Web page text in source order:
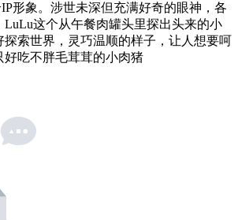
形象。涉世未深但充满好奇的眼神，各
LuLu这个从午餐肉罐头里探出头来的小
探索世界，灵巧温顺的样子，让人想要呵
好吃不胖毛茸茸的小肉猪